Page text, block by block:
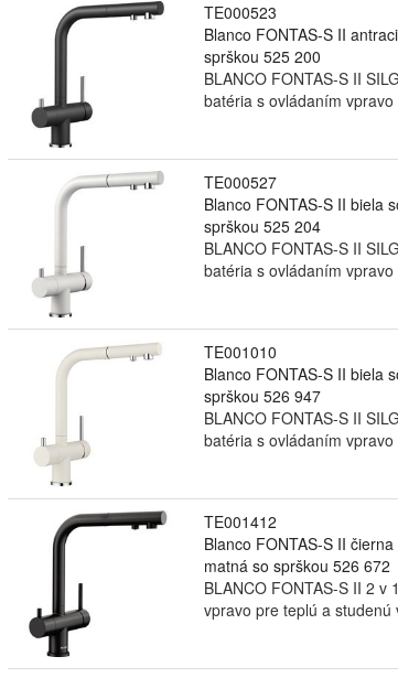
TE000523
Blanco FONTAS-S II
sprškou 525 200
BLANCO FONTAS-S II
batéria s ovládaním
TE000527
Blanco FONTAS-S II biela
sprškou 525 204
BLANCO FONTAS-S II
batéria s ovládaním
TE001010
Blanco FONTAS-S II biela
sprškou 526 947
BLANCO FONTAS-S II
batéria s ovládaním
TE001412
Blanco FONTAS-S II čierna
matná so sprškou 526 672
BLANCO FONTAS-S II 2
vpravo pre teplú a